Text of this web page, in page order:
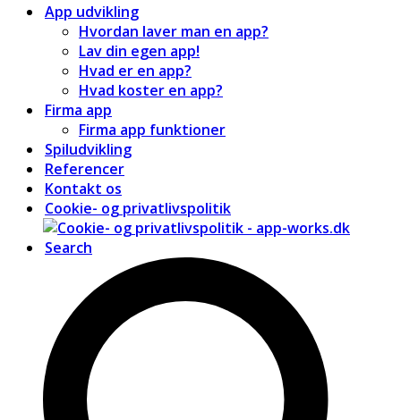
App udvikling
Hvordan laver man en app?
Lav din egen app!
Hvad er en app?
Hvad koster en app?
Firma app
Firma app funktioner
Spiludvikling
Referencer
Kontakt os
Cookie- og privatlivspolitik
Search